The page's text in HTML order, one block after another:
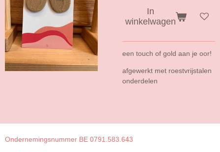
In
winkelwagen
een touch of gold aan je oor!
afgewerkt met roestvrijstalen
onderdelen
Ondernemingsnummer BE 0791.583.643